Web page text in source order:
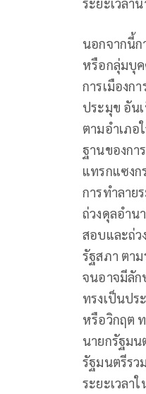
นอกจากนี้ก
หรือกลุ่มบุค
การเมืองก
ประมุข อัน
ตามอำเภอ
ฐานของกา
แทรกแซงก
การทำลาย
ถ่วงดุลอำน
สอบและถ่ว
รัฐสภา ตา
จนอาจมีลั
ทรงเป็นปร
หรือวิกฤต
นายกรัฐมน
รัฐมนตรีรว
ระยะเวลา